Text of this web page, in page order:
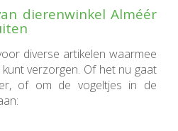
dierenwinkel Alméér
diverse artikelen waarmee
verzorgen. Of het nu gaat
of om de vogeltjes in de